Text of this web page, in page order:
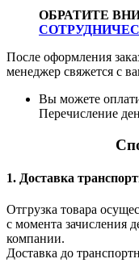
ОБРАТИТЕ
После оформления
менеджер свяжется с
Вы можете
Перечисление
1. Доставка
Отгрузка товара
с момента зачисления
компании.
Доставка до